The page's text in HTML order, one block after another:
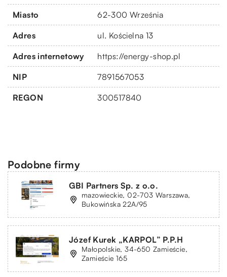
Miasto 62-300 Września
Adres ul. Kościelna 13
Adres internetowy https://energy-shop.pl
NIP 7891567053
REGON 300517840
Podobne firmy
GBI Partners Sp. z o.o.
mazowieckie, 02-703 Warszawa,
Bukowińska 22A/95
Józef Kurek „KARPOL” P.P.H
Małopolskie, 34-650 Zamieście,
Zamieście 165